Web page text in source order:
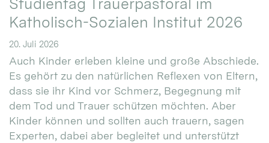
Katholisch-Sozialen Institut 2026
20. Juli 2026
Auch Kinder erleben kleine und große Abschiede.
Es gehört zu den natürlichen Reflexen von Eltern,
dass sie ihr Kind vor Schmerz, Begegnung mit
dem Tod und Trauer schützen möchten. Aber
Kinder können und sollten auch trauern, sagen
Experten, dabei aber begleitet und unterstützt